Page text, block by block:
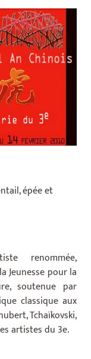
épée et
renommée,
Jeunesse pour la
soutenue par
classique aux
Tchaïkovski,
artistes du 3e.